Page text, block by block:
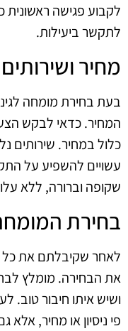
לקבוע פגישה ראשונית
לתקשר ביעילות.
מחיר ושירותים
בעת בחירת מומחה
המחיר. כדאי לבקש
כלול במחיר. שירותים
עשויים להשפיע על
שקופה וברורה, ללא
בחירת
לאחר שקיבלתם את כל
את הבחירה. מומלץ
ושיש איתו חיבור טוב.
פי ניסיון או מחיר,